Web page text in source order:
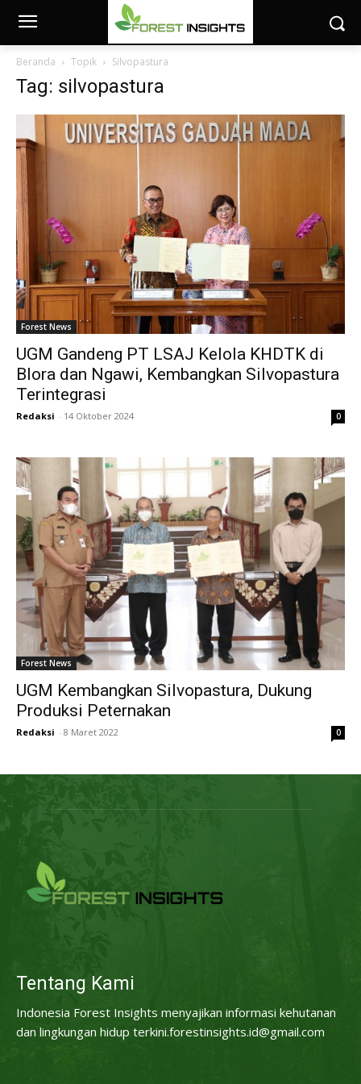
Beranda Topik Silvopastura
Tag: silvopastura
Forest News
UGM Gandeng PT LSAJ Kelola KHDTK di
Blora dan Ngawi, Kembangkan Silvopastura
Terintegrasi
Redaksi - 14 Oktober 2024 0
Forest News
UGM Kembangkan Silvopastura, Dukung
Produksi Peternakan
Redaksi - 8 Maret 2022 0
Tentang Kami
Indonesia Forest Insights menyajikan informasi kehutanan
dan lingkungan hidup terkini.forestinsights.id@gmail.com